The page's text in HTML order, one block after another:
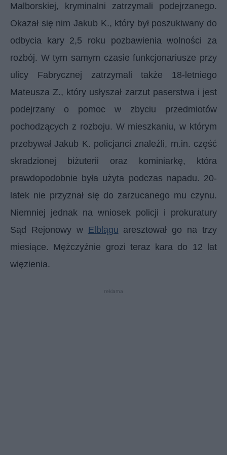
Malborskiej, kryminalni zatrzymali podejrzanego.
Okazał się nim Jakub K., który był poszukiwany do
odbycia kary 2,5 roku pozbawienia wolności za
rozbój. W tym samym czasie funkcjonariusze przy
ulicy Fabrycznej zatrzymali także 18-letniego
Mateusza Z., który usłyszał zarzut paserstwa i jest
podejrzany o pomoc w zbyciu przedmiotów
pochodzących z rozboju. W mieszkaniu, w którym
przebywał Jakub K. policjanci znaleźli, m.in. część
skradzionej biżuterii oraz kominiarkę, która
prawdopodobnie była użyta podczas napadu. 20-
latek nie przyznał się do zarzucanego mu czynu.
Niemniej jednak na wniosek policji i prokuratury
Sąd Rejonowy w Elblągu aresztował go na trzy
miesiące. Mężczyźnie grozi teraz kara do 12 lat
więzienia.
reklama